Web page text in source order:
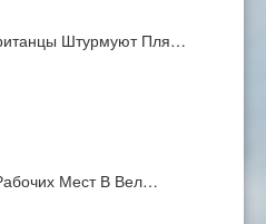
Штурмуют Пля…
Мест В Вел…